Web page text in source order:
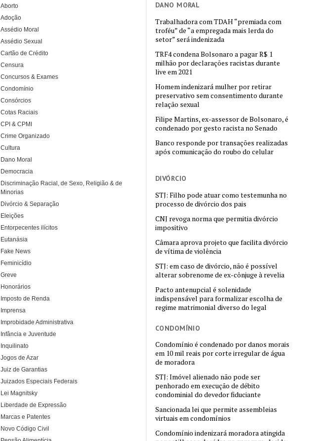
DANO MORAL
Trabalhadora com TDAH “premiada com
troféu” de “a empregada mais lerda do
setor” será indenizada
TRF4 condena Bolsonaro a pagar R$ 1
milhão por declarações racistas durante
live em 2021
Homem indenizará mulher por retirar
preservativo sem consentimento durante
relação sexual
Filipe Martins, ex-assessor de Bolsonaro, é
condenado por gesto racista no Senado
Banco responde por transações realizadas
após comunicação do roubo do celular
DIVÓRCIO
STJ: Filho pode atuar como testemunha no
processo de divórcio dos pais
CNJ revoga norma que permitia divórcio
impositivo
Câmara aprova projeto que facilita divórcio
de vítima de violência
STJ: em caso de divórcio, não é possível
alterar sobrenome de ex-cônjuge à revelia
Pacto antenupcial é solenidade
indispensável para formalizar escolha de
regime matrimonial diverso do legal
CONDOMÍNIO
Condomínio é condenado por danos morais
em 10 mil reais por corte irregular de água
de moradora
STJ: Imóvel alienado não pode ser
penhorado em execução de débito
condominial do devedor fiduciante
Sancionada lei que permite assembleias
virtuais em condomínios
Condomínio indenizará moradora atingida
Aborto
Adoção
Assédio Moral
Assédio Sexual
Cartão de Crédito
Censura
Concursos & Exames
Condomínio
Consórcios
Cotas Raciais
CPI & CPMI
Crime Organizado
Cultura
Dano Moral
Democracia
Discriminação Racial, de Sexo, Religião & de
Minorias
Divórcio & Separação
Eleições
Entorpecentes ilícitos
Eutanásia
Fake News
Feminicídio
Greve
Honorários
Imposto de Renda
Imprensa
Improbidade Administrativa
Infância e Juventude
Inquilinato
Jogos de Azar
Juiz de Garantias
Juizados Especiais Federais
Lei Magnitsky
Liberdade de Expressão
Marcas e Patentes
Novo Código Civil